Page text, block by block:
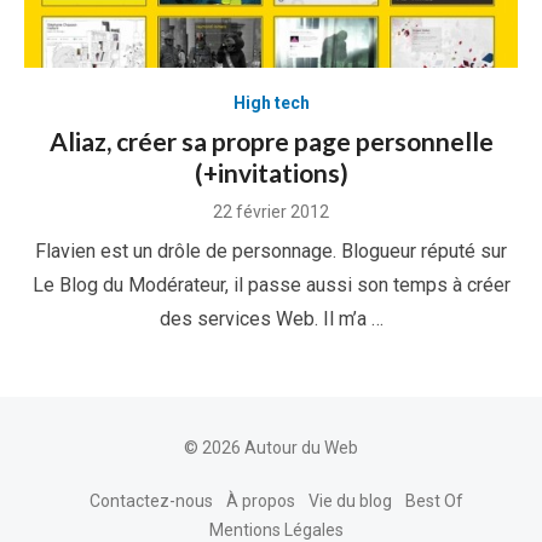
High tech
Aliaz, créer sa propre page personnelle
(+invitations)
Posted
22 février 2012
Flavien est un drôle de personnage. Blogueur réputé sur
Le Blog du Modérateur, il passe aussi son temps à créer
des services Web. Il m’a …
© 2026 Autour du Web
Contactez-nous À propos Vie du blog
Best Of
Mentions Légales